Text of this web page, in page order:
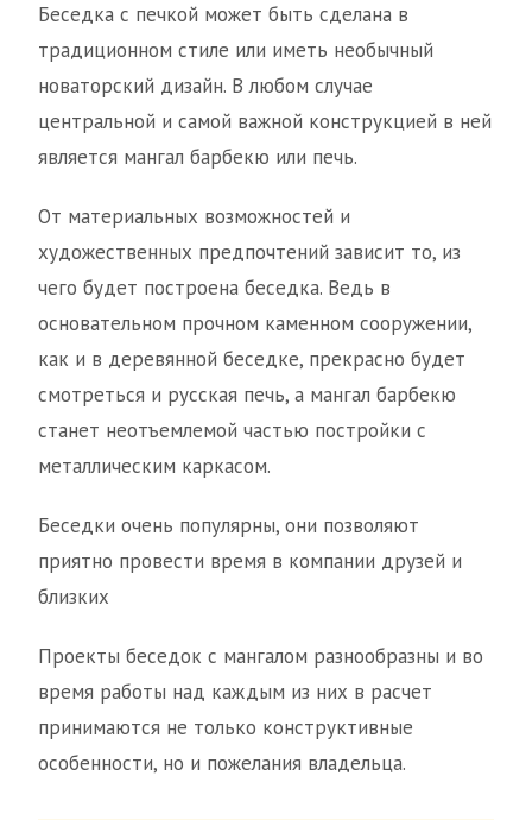
Беседка с печкой может быть сделана в
традиционном стиле или иметь необычный
новаторский дизайн. В любом случае
центральной и самой важной конструкцией в ней
является мангал барбекю или печь.
От материальных возможностей и
художественных предпочтений зависит то, из
чего будет построена беседка. Ведь в
основательном прочном каменном сооружении,
как и в деревянной беседке, прекрасно будет
смотреться и русская печь, а мангал барбекю
станет неотъемлемой частью постройки с
металлическим каркасом.
Беседки очень популярны, они позволяют
приятно провести время в компании друзей и
близких
Проекты беседок с мангалом разнообразны и во
время работы над каждым из них в расчет
принимаются не только конструктивные
особенности, но и пожелания владельца.